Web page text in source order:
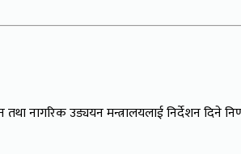
नागरिक उड्ययन मन्त्रालयलाई निर्देशन दिने